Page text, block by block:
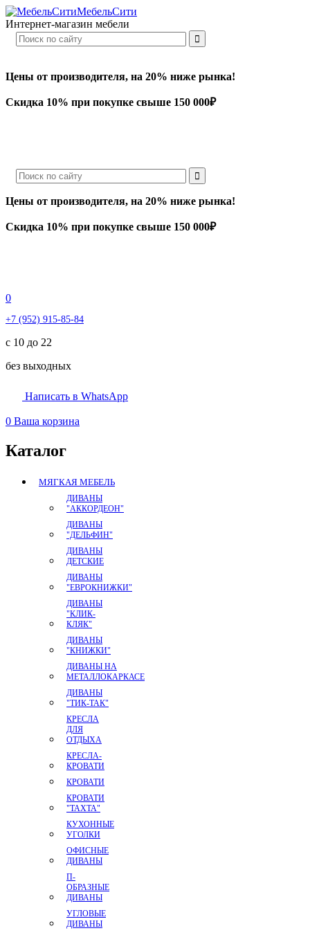
МебельСити
Интернет-магазин мебели
Цены от производителя, на 20% ниже рынка!
Скидка 10% при покупке свыше 150 000₽
Цены от производителя, на 20% ниже рынка!
Скидка 10% при покупке свыше 150 000₽
0
+7 (952) 915-85-84
с 10 до 22
без выходных
Написать в WhatsApp
0 Ваша корзина
Каталог
МЯГКАЯ МЕБЕЛЬ
ДИВАНЫ
"АККОРДЕОН"
ДИВАНЫ
"ДЕЛЬФИН"
ДИВАНЫ
ДЕТСКИЕ
ДИВАНЫ
"ЕВРОКНИЖКИ"
ДИВАНЫ
"КЛИК-
КЛЯК"
ДИВАНЫ
"КНИЖКИ"
ДИВАНЫ НА
МЕТАЛЛОКАРКАСЕ
ДИВАНЫ
"ТИК-ТАК"
КРЕСЛА
ДЛЯ
ОТДЫХА
КРЕСЛА-
КРОВАТИ
КРОВАТИ
КРОВАТИ
"ТАХТА"
КУХОННЫЕ
УГОЛКИ
ОФИСНЫЕ
ДИВАНЫ
П-
ОБРАЗНЫЕ
ДИВАНЫ
УГЛОВЫЕ
ДИВАНЫ